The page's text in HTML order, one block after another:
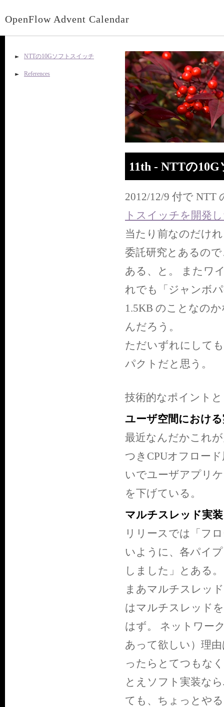
OpenFlow Advent Calendar
11th - NTTの
2012/12/9 付で
トスイッチを開発
当たり前なのだけ
委託研究とあるの
ある、と。 またワ
れでも「ジャンボ
1.5KB のことなの
んだろう。
ただいずれにして
パクトだと思う。
技術的なポイント
ユーザ空間におけ
最近なんだかこれ
つきCPUオフロー
いでユーザアプリ
を下げている。
マルチスレッド実装
リリースでは「フ
いように、各パイ
しました」とある。
まあマルチスレッ
はマルチスレッド
はず。 ネットワー
あって欲しい）理
ったらとてつもな
とえソフト実装な
ても、ちょっとや
NTTの10Gソフトスイッチ
References